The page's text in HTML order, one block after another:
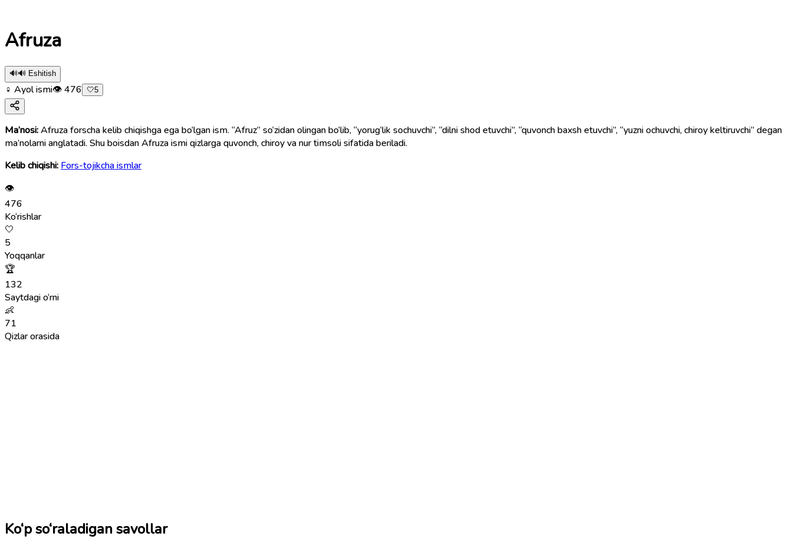
Afruza
🔊🔊 Eshitish
♀ Ayol ismi👁476 🤍5
Ma’nosi:Afruza forscha kelib chiqishga ega bo‘lgan ism. “Afruz” so‘zidan olingan bo‘lib, “yorug‘lik sochuvchi”, “dilni shod etuvchi”, “quvonch baxsh etuvchi”, “yuzni ochuvchi, chiroy keltiruvchi” degan
ma’nolarni anglatadi. Shu boisdan Afruza ismi qizlarga quvonch, chiroy va nur timsoli sifatida beriladi.
Kelib chiqishi: Fors-tojikcha ismlar
👁
476
Ko‘rishlar
🤍
5
Yoqqanlar
🏆
132
Saytdagi o‘rni
👶
71
Qizlar orasida
Ko‘p so‘raladigan savollar